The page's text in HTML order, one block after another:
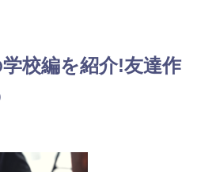
校編を紹介!友達作